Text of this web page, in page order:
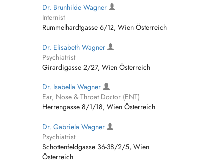
Dr. Brunhilde Wagner
Internist
Rummelhardtgasse 6/12, Wien Österreich
Dr. Elisabeth Wagner
Psychiatrist
Girardigasse 2/27, Wien Österreich
Dr. Isabella Wagner
Ear, Nose & Throat Doctor (ENT)
Herrengasse 8/1/18, Wien Österreich
Dr. Gabriela Wagner
Psychiatrist
Schottenfeldgasse 36-38/2/5, Wien
Österreich